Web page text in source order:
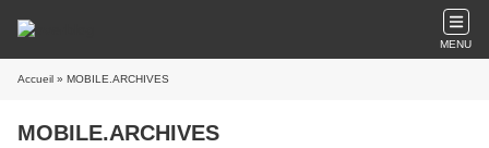
MENU
Accueil » MOBILE.ARCHIVES
MOBILE.ARCHIVES